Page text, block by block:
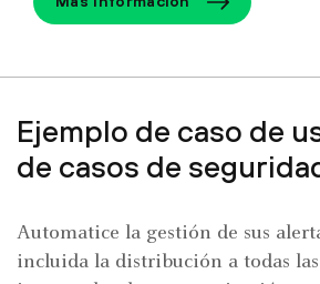
Ejemplo de caso de
de casos de
Automatice la gestión de sus
incluida la distribución a todas